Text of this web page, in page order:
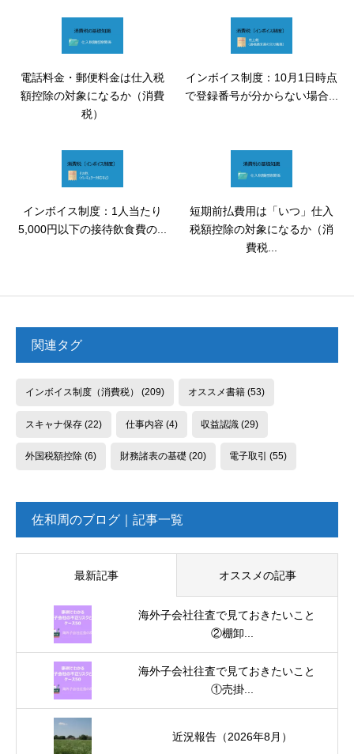
電話料金・郵便料金は仕入税
額控除の対象になるか（消費
税）
インボイス制度：10月1日時点
で登録番号が分からない場合...
インボイス制度：1人当たり
5,000円以下の接待飲食費の...
短期前払費用は「いつ」仕入
税額控除の対象になるか（消
費税...
関連タグ
インボイス制度（消費税） (209) オススメ書籍(53)
スキャナ保存(22) 仕事内容(4) 収益認識 (29)
外国税額控除(6) 財務諸表の基礎 (20) 電子取引 (55)
佐和周のブログ｜記事一覧
最新記事 オススメの記事
海外子会社往査で見ておきたいこと
②棚卸...
海外子会社往査で見ておきたいこと
①売掛...
近況報告（2026年8月）